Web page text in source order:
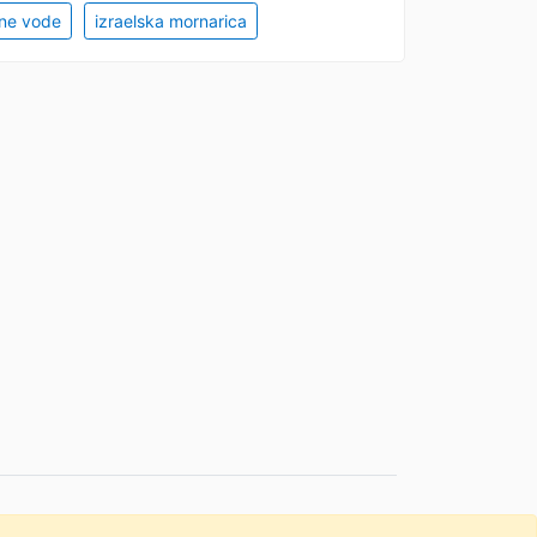
vode izraelska mornarica